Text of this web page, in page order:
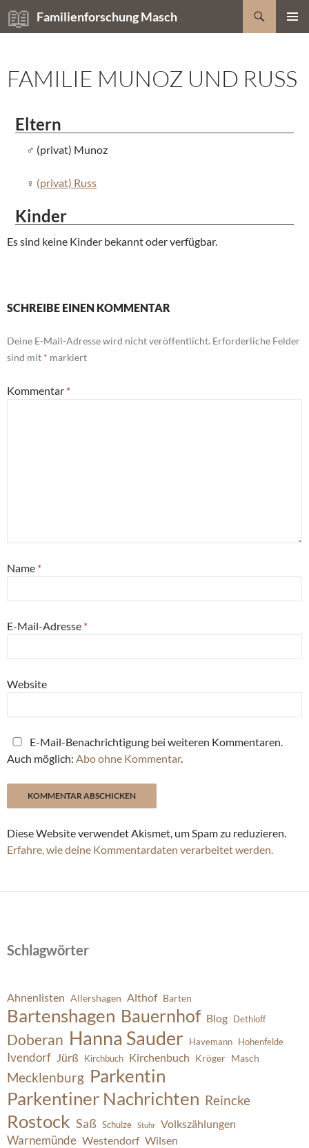
Zum
Inhalt
Familienforschung Masch
Suchen
FAMILIE MUNOZ UND RUSS
Eltern
(privat) Munoz
(privat) Russ
Kinder
Es sind keine Kinder bekannt oder verfügbar.
SCHREIBE EINEN KOMMENTAR
Deine E-Mail-Adresse wird nicht veröffentlicht. Erforderliche Felder
sind mit * markiert
Kommentar *
Name *
E-Mail-Adresse *
Website
E-Mail-Benachrichtigung bei weiteren Kommentaren.
Auch möglich: Abo ohne Kommentar.
Diese Website verwendet Akismet, um Spam zu reduzieren.
Erfahre, wie deine Kommentardaten verarbeitet werden.
Schlagwörter
Ahnenlisten Allershagen Althof Barten
Bartenshagen Bauernhof Blog Dethloff
Doberan Hanna Sauder Havemann Hohenfelde
Ivendorf Jürß Kirchbuch Kirchenbuch Kröger Masch
Mecklenburg Parkentin
Parkentiner Nachrichten Reincke
Rostock Saß Schulze Stuhr Volkszählungen
Warnemünde Westendorf Wilsen